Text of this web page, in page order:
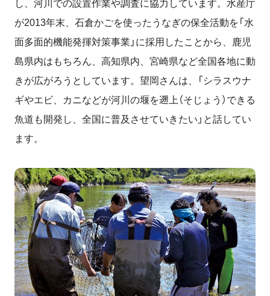
し、河川での設置作業や調査に協力しています。水産庁
が2013年末、石倉かごを使ったうなぎの保全活動を「水
面多面的機能発揮対策事業」に採用したことから、鹿児
島県内はもちろん、高知県内、宮崎県など全国各地に動
きが広がろうとしています。望岡さんは、「シラスウナ
ギやエビ、カニなどが河川の堰を遡上（そじょう）できる
魚道も開発し、全国に普及させていきたい」と話してい
ます。